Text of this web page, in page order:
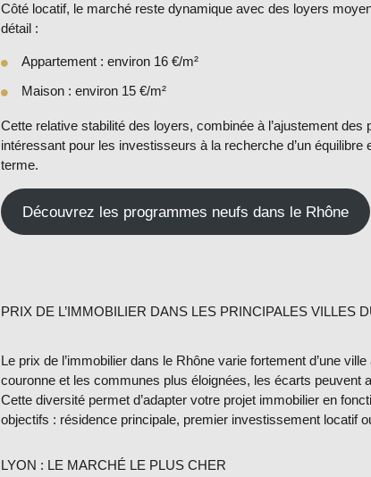
Côté locatif, le marché reste dynamique avec des loyers
détail :
Appartement: environ 16 €/m²
Maison: environ 15 €/m²
Cette relative stabilité des loyers, combinée à l’ajustement des
intéressant pour les investisseurs à la recherche d’un
terme.
Découvrez les programmes neufs dans le Rhône
PRIX DE L’IMMOBILIER DANS LES PRINCIPALES VILLES
Le prix de l’immobilier dans le Rhônevarie fortement d’une ville
couronne et les communes plus éloignées, les écarts peuvent
Cette diversité permet d’adapter votre projet immobilier en
objectifs : résidence principale, premier investissement locatif
LYON : LE MARCHÉ LE PLUS CHER